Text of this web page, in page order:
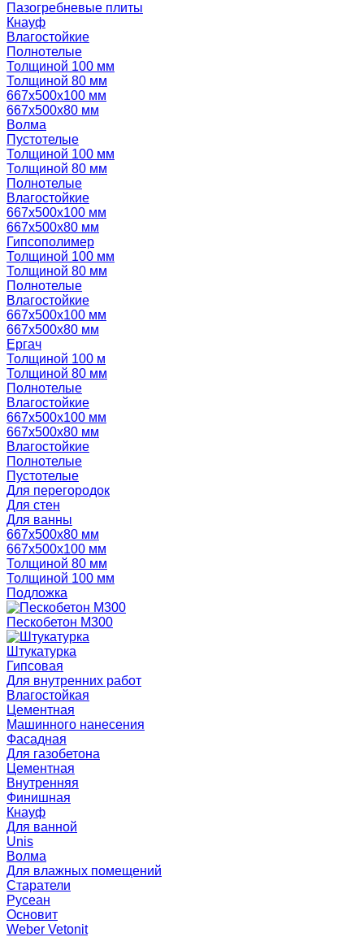
Пазогребневые плиты
Кнауф
Влагостойкие
Полнотелые
Толщиной 100 мм
Толщиной 80 мм
667х500х100 мм
667х500х80 мм
Волма
Пустотелые
Толщиной 100 мм
Толщиной 80 мм
Полнотелые
Влагостойкие
667х500х100 мм
667х500х80 мм
Гипсополимер
Толщиной 100 мм
Толщиной 80 мм
Полнотелые
Влагостойкие
667х500х100 мм
667х500х80 мм
Ергач
Толщиной 100 м
Толщиной 80 мм
Полнотелые
Влагостойкие
667х500х100 мм
667х500х80 мм
Влагостойкие
Полнотелые
Пустотелые
Для перегородок
Для стен
Для ванны
667х500х80 мм
667х500х100 мм
Толщиной 80 мм
Толщиной 100 мм
Подложка
Пескобетон М300
Штукатурка
Гипсовая
Для внутренних работ
Влагостойкая
Цементная
Машинного нанесения
Фасадная
Для газобетона
Цементная
Внутренняя
Финишная
Кнауф
Для ванной
Unis
Волма
Для влажных помещений
Старатели
Русеан
Основит
Weber Vetonit